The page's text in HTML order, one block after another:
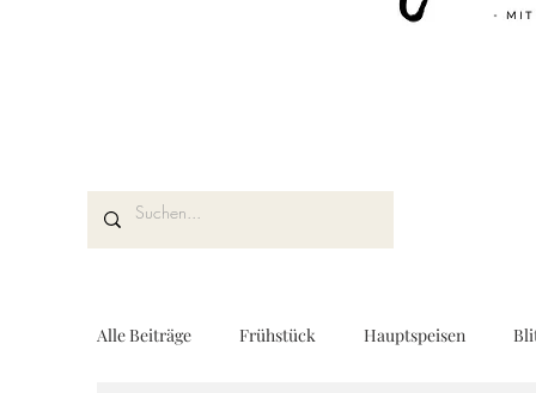
Alle Beiträge Frühstück Hauptspeisen